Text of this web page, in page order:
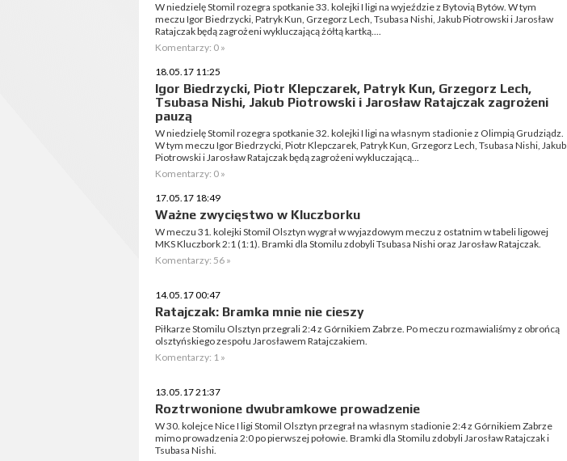
W niedzielę Stomil rozegra spotkanie 33. kolejki I ligi na wyjeździe z Bytovią Bytów. W tym
meczu Igor Biedrzycki, Patryk Kun, Grzegorz Lech, Tsubasa Nishi, Jakub Piotrowski i Jarosław
Ratajczak będą zagrożeni wykluczającą żółtą kartką....
Komentarzy: 0 »
18.05.17 11:25
Igor Biedrzycki, Piotr Klepczarek, Patryk Kun, Grzegorz Lech,
Tsubasa Nishi, Jakub Piotrowski i Jarosław Ratajczak zagrożeni
pauzą
W niedzielę Stomil rozegra spotkanie 32. kolejki I ligi na własnym stadionie z Olimpią Grudziądz.
W tym meczu Igor Biedrzycki, Piotr Klepczarek, Patryk Kun, Grzegorz Lech, Tsubasa Nishi, Jakub
Piotrowski i Jarosław Ratajczak będą zagrożeni wykluczającą...
Komentarzy: 0 »
17.05.17 18:49
Ważne zwycięstwo w Kluczborku
W meczu 31. kolejki Stomil Olsztyn wygrał w wyjazdowym meczu z ostatnim w tabeli ligowej
MKS Kluczbork 2:1 (1:1). Bramki dla Stomilu zdobyli Tsubasa Nishi oraz Jarosław Ratajczak.
Komentarzy: 56 »
14.05.17 00:47
Ratajczak: Bramka mnie nie cieszy
Piłkarze Stomilu Olsztyn przegrali 2:4 z Górnikiem Zabrze. Po meczu rozmawialiśmy z obrońcą
olsztyńskiego zespołu Jarosławem Ratajczakiem.
Komentarzy: 1 »
13.05.17 21:37
Roztrwonione dwubramkowe prowadzenie
W 30. kolejce Nice I ligi Stomil Olsztyn przegrał na własnym stadionie 2:4 z Górnikiem Zabrze
mimo prowadzenia 2:0 po pierwszej połowie. Bramki dla Stomilu zdobyli Jarosław Ratajczak i
Tsubasa Nishi.